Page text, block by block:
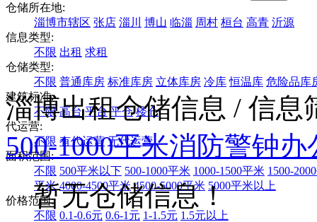
仓储所在地:
淄博市辖区 张店 淄川 博山 临淄 周村 桓台 高青 沂源
信息类型:
不限 出租 求租
仓储类型:
不限 普通库房 标准库房 立体库房 冷库 恒温库 危险品库
建筑标准:
不限 高台 平台 平仓 楼仓
代运营:
不限 有代运营 无代运营
面积范围:
不限 500平米以下 500-1000平米 1000-1500平米 1500-
平米 4000-4500平米 4500-5000平米 5000平米以上
价格范围:
不限 0.1-0.6元 0.6-1元 1-1.5元 1.5元以上
淄博出租仓储信息 / 信息
500-1000平米消防警钟办
暂无仓储信息！